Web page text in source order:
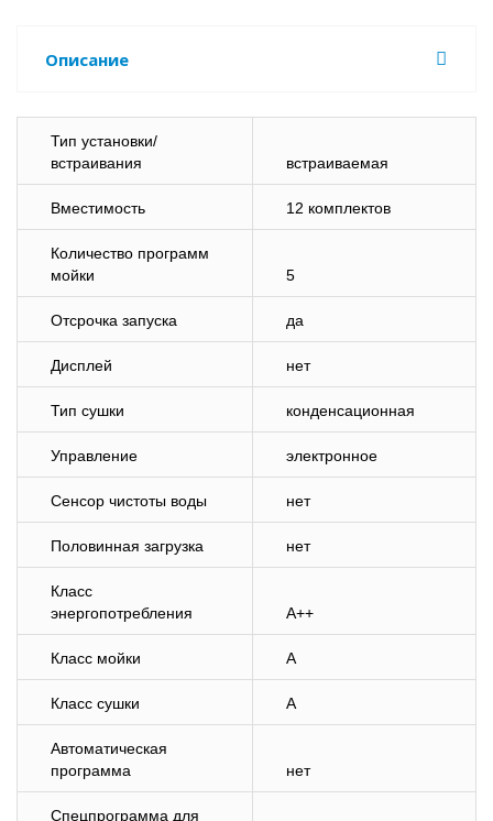
Описание
Тип установки/
встраивания
встраиваемая
Вместимость 12 комплектов
Количество программ
мойки
5
Отсрочка запуска да
Дисплей нет
Тип сушки конденсационная
Управление электронное
Сенсор чистоты воды нет
Половинная загрузка нет
Класс
энергопотребления
A++
Класс мойки A
Класс сушки A
Автоматическая
программа
нет
Спецпрограмма для